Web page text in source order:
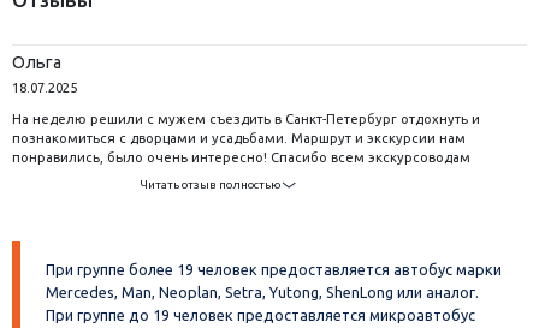
Ольга
18.07.2025
На неделю решили с мужем съездить в Санкт-Петербург отдохнуть и
познакомиться с дворцами и усадьбами. Маршрут и экскурсии нам
понравились, было очень интересно! Спасибо всем экскурсоводам
Читать отзыв полностью
При группе более 19 человек предоставляется автобус марки
Mercedes, Man, Neoplan, Setra, Yutong, ShenLong или аналог.
При группе до 19 человек предоставляется микроавтобус